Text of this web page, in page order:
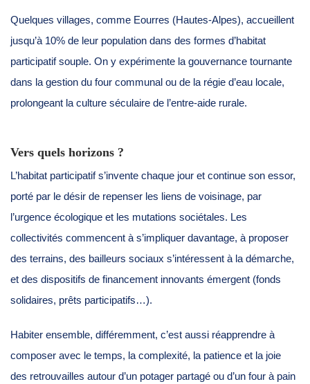
Quelques villages, comme Eourres (Hautes-Alpes), accueillent
jusqu’à 10% de leur population dans des formes d’habitat
participatif souple. On y expérimente la gouvernance tournante
dans la gestion du four communal ou de la régie d’eau locale,
prolongeant la culture séculaire de l’entre-aide rurale.
Vers quels horizons ?
L’habitat participatif s’invente chaque jour et continue son essor,
porté par le désir de repenser les liens de voisinage, par
l’urgence écologique et les mutations sociétales. Les
collectivités commencent à s’impliquer davantage, à proposer
des terrains, des bailleurs sociaux s’intéressent à la démarche,
et des dispositifs de financement innovants émergent (fonds
solidaires, prêts participatifs…).
Habiter ensemble, différemment, c’est aussi réapprendre à
composer avec le temps, la complexité, la patience et la joie
des retrouvailles autour d’un potager partagé ou d’un four à pain